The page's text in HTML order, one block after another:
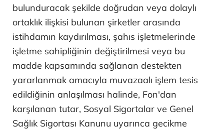
bulunduracak şekilde doğrudan veya dolaylı
ortaklık ilişkisi bulunan şirketler arasında
istihdamın kaydırılması, şahıs işletmelerinde
işletme sahipliğinin değiştirilmesi veya bu
madde kapsamında sağlanan destekten
yararlanmak amacıyla muvazaalı işlem tesis
edildiğinin anlaşılması halinde, Fon'dan
karşılanan tutar, Sosyal Sigortalar ve Genel
Sağlık Sigortası Kanunu uyarınca gecikme